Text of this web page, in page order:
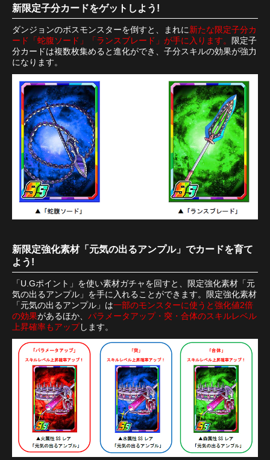
新限定子分カードをゲットしよう!
ダンジョンのボスモンスターを倒すと、まれに新たな限定子分カ
ード「蛇腹ソード」「ランスブレード」が手に入ります。
限定子
分カードは複数枚集めると進化ができ、子分スキルの効果が強力
になります。
新限定強化素材「元気の出るアンプル」でカードを育て
よう!
「U.Gポイント」を使い素材ガチャを回すと、限定強化素材「元
気の出るアンプル」を手に入れることができます。限定強化素材
「元気の出るアンプル」は一部のモンスターに使うと強化値2倍
の効果があるほか、 パラメータアップ・突・合体のスキルレベル
上昇確率もアップします。